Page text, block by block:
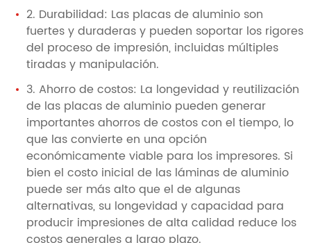
2. Durabilidad: Las placas de aluminio son
fuertes y duraderas y pueden soportar los rigores
del proceso de impresión, incluidas múltiples
tiradas y manipulación.
3. Ahorro de costos: La longevidad y reutilización
de las placas de aluminio pueden generar
importantes ahorros de costos con el tiempo, lo
que las convierte en una opción
económicamente viable para los impresores. Si
bien el costo inicial de las láminas de aluminio
puede ser más alto que el de algunas
alternativas, su longevidad y capacidad para
producir impresiones de alta calidad reduce los